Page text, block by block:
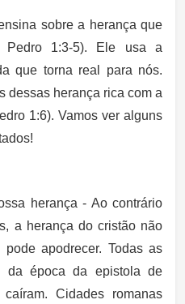
sobre a herança que
Pedro 1:3-5). Ele usa a
que torna real para nós.
dessas herança rica com a
1:6). Vamos ver alguns
herança - Ao contrário
a herança do cristão não
apodrecer. Todas as
da época da epistola de
Cidades romanas